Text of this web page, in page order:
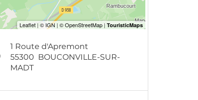
1 Route d'Apremont
55300 BOUCONVILLE-SUR-
MADT